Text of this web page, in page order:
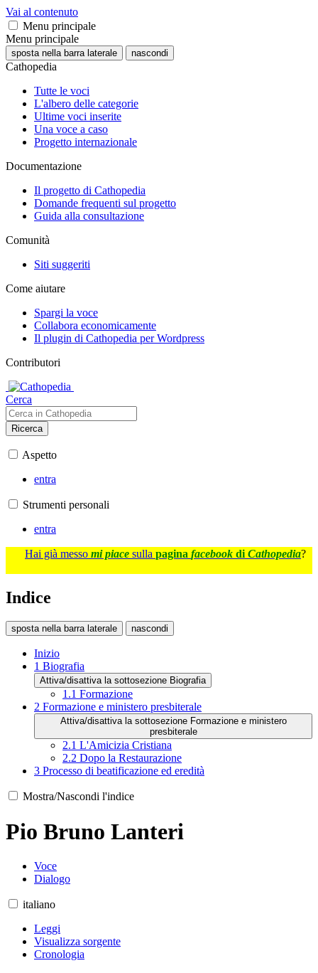
Vai al contenuto
Menu principale
Menu principale
sposta nella barra laterale nascondi
Cathopedia
Tutte le voci
L'albero delle categorie
Ultime voci inserite
Una voce a caso
Progetto internazionale
Documentazione
Il progetto di Cathopedia
Domande frequenti sul progetto
Guida alla consultazione
Comunità
Siti suggeriti
Come aiutare
Spargi la voce
Collabora economicamente
Il plugin di Cathopedia per Wordpress
Contributori
Cerca
Ricerca
Aspetto
entra
Strumenti personali
entra
Hai già messo mi piace sulla pagina facebook di Cathopedia?
Indice
sposta nella barra laterale nascondi
Inizio
1 Biografia
Attiva/disattiva la sottosezione Biografia
1.1 Formazione
2 Formazione e ministero presbiterale
Attiva/disattiva la sottosezione Formazione e ministero
presbiterale
2.1 L'Amicizia Cristiana
2.2 Dopo la Restaurazione
3 Processo di beatificazione ed eredità
Mostra/Nascondi l'indice
Pio Bruno Lanteri
Voce
Dialogo
italiano
Leggi
Visualizza sorgente
Cronologia